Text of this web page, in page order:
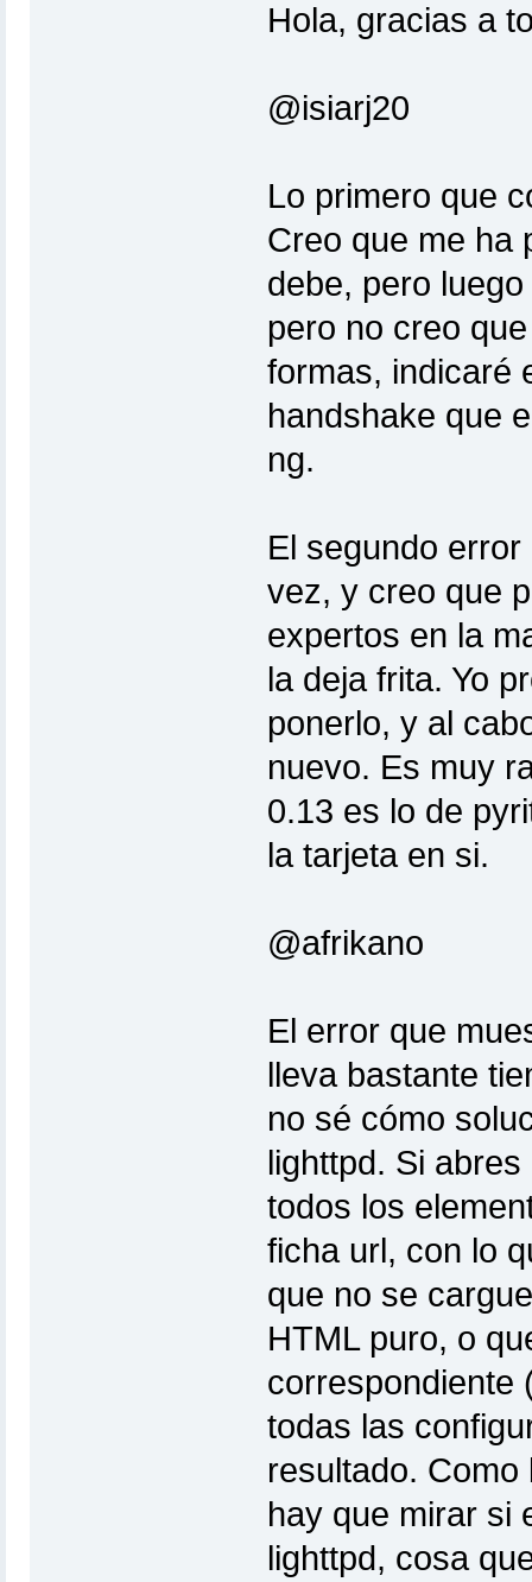
Hola, gracias a
@isiarj20
Lo primero que
Creo que me ha
debe, pero
pero no creo
formas, indicaré
handshake que
ng.
El segundo
vez, y creo que
expertos en la
la deja frita. Yo
ponerlo, y al
nuevo. Es muy
0.13 es lo de
la tarjeta en si.
@afrikano
El error que
lleva bastante
no sé cómo
lighttpd. Si
todos los
ficha url, con lo
que no se
HTML puro, o
correspondiente
todas las
resultado.
hay que mirar si
lighttpd, cosa